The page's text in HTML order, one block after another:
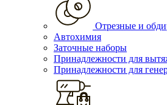
Отрезные и
Автохимия
Заточные наборы
Принадлежности для
Принадлежности для